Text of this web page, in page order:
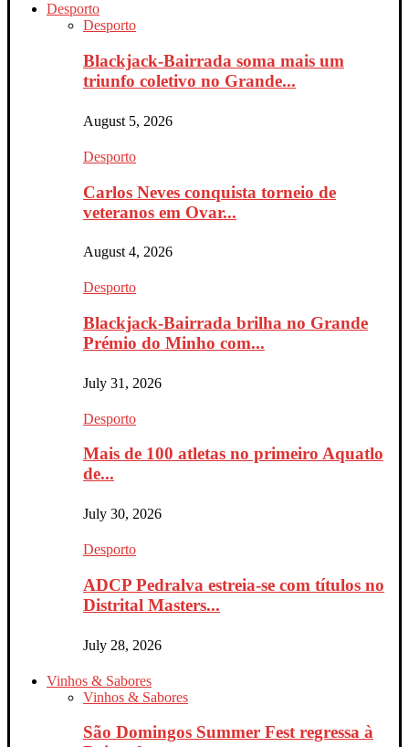
Desporto
Desporto
Blackjack-Bairrada soma mais um
triunfo coletivo no Grande...
August 5, 2026
Desporto
Carlos Neves conquista torneio de
veteranos em Ovar...
August 4, 2026
Desporto
Blackjack-Bairrada brilha no Grande
Prémio do Minho com...
July 31, 2026
Desporto
Mais de 100 atletas no primeiro Aquatlo
de...
July 30, 2026
Desporto
ADCP Pedralva estreia-se com títulos no
Distrital Masters...
July 28, 2026
Vinhos & Sabores
Vinhos & Sabores
São Domingos Summer Fest regressa à